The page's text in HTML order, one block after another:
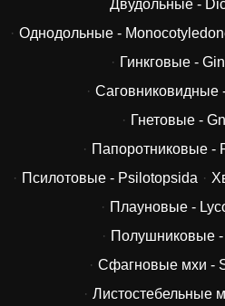
Двудольные -
Однодольные -
Гинкговые -
Саговниковидные
Гнетовые -
Папоротниковые -
Псилотовые - Psilotopsida
Плауновые -
Полушниковые -
Сфагновые мхи -
Листостебельные